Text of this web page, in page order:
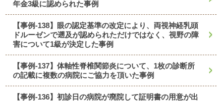
年金3級に認められた事例
【事例-138】眼の認定基準の改定により、両視神経乳頭
ドルーゼンで遡及が認められただけではなく、視野の障
害について1級が決定した事例
【事例-137】体軸性脊椎関節炎について、1枚の診断所
の記載に複数の病院にご協力を頂いた事例
【事例-136】初診日の病院が廃院して証明書の用意が出